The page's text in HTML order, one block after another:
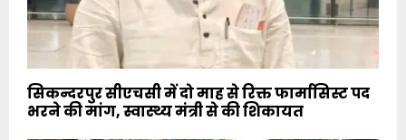
सिकन्दरपुर सीएचसी में दो माह से रिक्त फार्मासिस्ट पद
भरने की मांग, स्वास्थ्य मंत्री से की शिकायत